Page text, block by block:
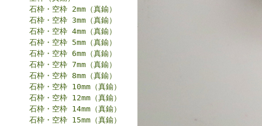
石枠・空枠 2mm（真鍮）
石枠・空枠 3mm（真鍮）
石枠・空枠 4mm（真鍮）
石枠・空枠 5mm（真鍮）
石枠・空枠 6mm（真鍮）
石枠・空枠 7mm（真鍮）
石枠・空枠 8mm（真鍮）
石枠・空枠 10mm（真鍮）
石枠・空枠 12mm（真鍮）
石枠・空枠 14mm（真鍮）
石枠・空枠 15mm（真鍮）